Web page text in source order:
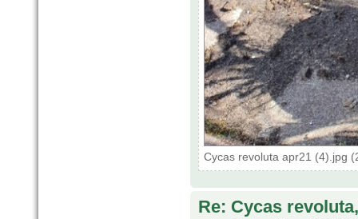
Cycas revoluta apr21 (4).jpg
Re: Cycas